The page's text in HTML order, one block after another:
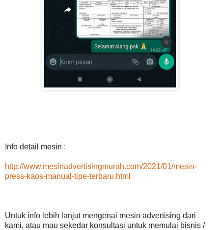
Info detail mesin :
http://www.mesinadvertisingmurah.com/2021/01/mesin-
press-kaos-manual-tipe-terbaru.html
Untuk info lebih lanjut mengenai mesin advertising dari
kami, atau mau sekedar konsultasi untuk memulai bisnis /